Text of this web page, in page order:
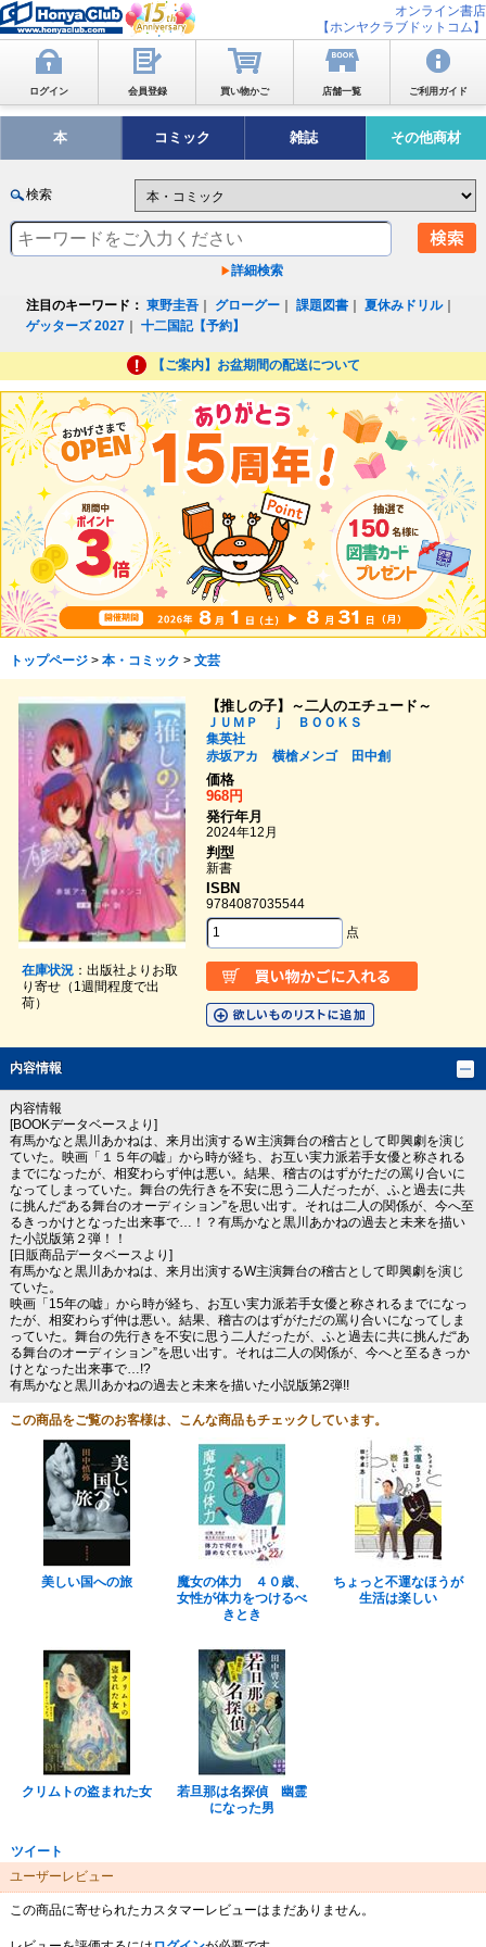
オンライン書店
【ホンヤクラブドットコム】
ログイン 会員登録 買い物かご 店舗一覧 ご利用ガイド
本 コミック 雑誌 その他商材
検索
詳細検索
注目のキーワード： 東野圭吾 グローグー ｜課題図書 ｜夏休みドリル｜
ゲッターズ 2027 ｜十二国記【予約】
【ご案内】お盆期間の配送について
トップページ> 本・コミック > 文芸
在庫状況：出版社よりお取
り寄せ（1週間程度で出
荷）
【推しの子】～二人のエチュード～
ＪＵＭＰ ｊ ＢＯＯＫＳ
集英社
赤坂アカ
横槍メンゴ
田中創
価格
968円
発行年月
2024年12月
判型
新書
ISBN
9784087035544
点
内容情報
内容情報
[BOOKデータベースより]
有馬かなと黒川あかねは、来月出演するＷ主演舞台の稽古として即興劇を演じ
ていた。映画「１５年の嘘」から時が経ち、お互い実力派若手女優と称される
までになったが、相変わらず仲は悪い。結果、稽古のはずがただの罵り合いに
なってしまっていた。舞台の先行きを不安に思う二人だったが、ふと過去に共
に挑んだ“ある舞台のオーディション”を思い出す。それは二人の関係が、今へ至
るきっかけとなった出来事で…！？有馬かなと黒川あかねの過去と未来を描い
た小説版第２弾！！
[日販商品データベースより]
有馬かなと黒川あかねは、来月出演するW主演舞台の稽古として即興劇を演じ
ていた。
映画「15年の嘘」から時が経ち、お互い実力派若手女優と称されるまでになっ
たが、相変わらず仲は悪い。結果、稽古のはずがただの罵り合いになってしま
っていた。舞台の先行きを不安に思う二人だったが、ふと過去に共に挑んだ“あ
る舞台のオーディション”を思い出す。それは二人の関係が、今へと至るきっか
けとなった出来事で…!?
有馬かなと黒川あかねの過去と未来を描いた小説版第2弾!!
この商品をご覧のお客様は、こんな商品もチェックしています。
美しい国への旅
魔女の体力 ４０歳、
女性が体力をつけるべ
きとき
ちょっと不運なほうが
生活は楽しい
クリムトの盗まれた女
若旦那は名探偵 幽霊
になった男
ツイート
ユーザーレビュー
この商品に寄せられたカスタマーレビューはまだありません。